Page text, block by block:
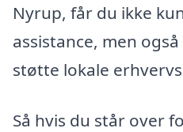
Nyrup, får du ikke
assistance, men
støtte lokale
Så hvis du står over